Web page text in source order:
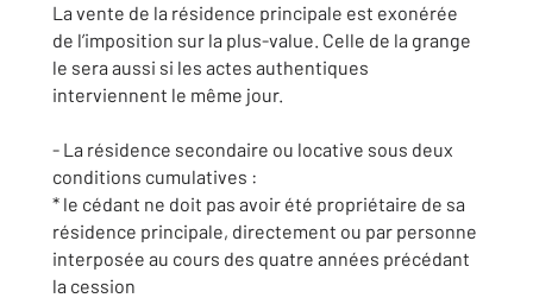
La vente de la résidence principale est exonérée
de l’imposition sur la plus-value. Celle de la grange
le sera aussi si les actes authentiques
interviennent le même jour.
- La résidence secondaire ou locative sous deux
conditions cumulatives :
* le cédant ne doit pas avoir été propriétaire de sa
résidence principale, directement ou par personne
interposée au cours des quatre années précédant
la cession